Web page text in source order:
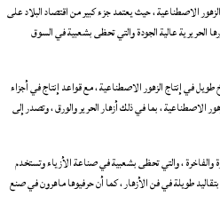
الاصطناعية ، حيث يعتمد جزء كبير من اقتصاد البلاد على
الحريرية عالية الجودة والتي تحظى بشعبية في السوق
طويل في إنتاج الزهور الاصطناعية ، مع قواعد إنتاج في أجزاء
الاصطناعية ، بما في ذلك أزهار الحرير والورق ، وتصدر إلى
والفاخرة ، والتي تحظى بشعبية في صناعة الأزياء وتستخدم
طويلة في فن الأزهار ، كما أن حرفيوها ماهرون في صنع